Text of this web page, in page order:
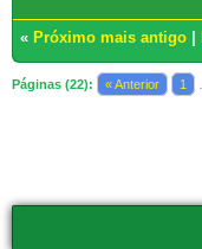
« Próximo mais antigo
Páginas (22): « Anterior 1